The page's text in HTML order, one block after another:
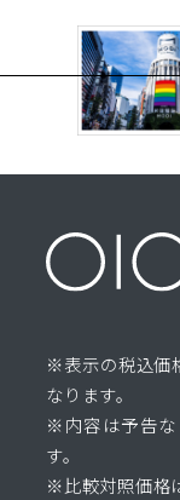
※表示の税込価
なります。
※内容は予告な
す。
※比較対照価格